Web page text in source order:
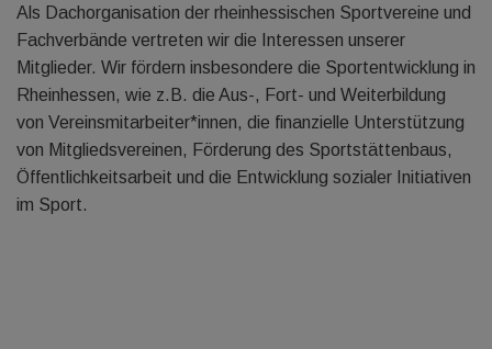
Als Dachorganisation der rheinhessischen Sportvereine und
Fachverbände vertreten wir die Interessen unserer
Mitglieder. Wir fördern insbesondere die Sportentwicklung in
Rheinhessen, wie z.B. die Aus-, Fort- und Weiterbildung
von Vereinsmitarbeiter*innen, die finanzielle Unterstützung
von Mitgliedsvereinen, Förderung des Sportstättenbaus,
Öffentlichkeitsarbeit und die Entwicklung sozialer Initiativen
im Sport.